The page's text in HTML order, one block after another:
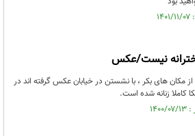
نیست/عکس
از مکان های بکر ، با نشستن در خیابان عکس گرفته اند در
کاملا زنانه شده است.